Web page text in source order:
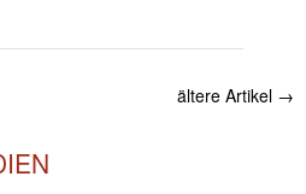
ältere Artikel →